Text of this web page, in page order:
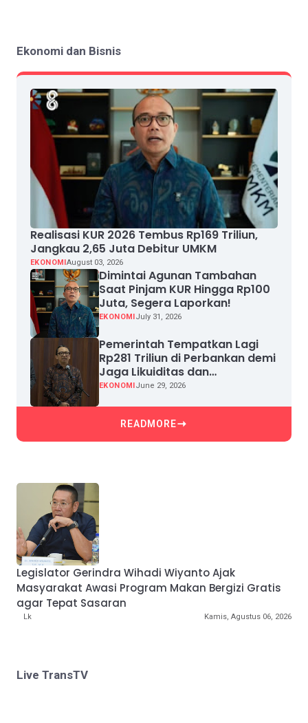
Ekonomi dan Bisnis
Realisasi KUR 2026 Tembus Rp169 Triliun,
Jangkau 2,65 Juta Debitur UMKM
EKONOMIAugust 03, 2026
Dimintai Agunan Tambahan
Saat Pinjam KUR Hingga Rp100
Juta, Segera Laporkan!
EKONOMIJuly 31, 2026
Pemerintah Tempatkan Lagi
Rp281 Triliun di Perbankan demi
Jaga Likuiditas dan
Pertumbuhan Kredit
EKONOMIJune 29, 2026
READMORE
Legislator Gerindra Wihadi Wiyanto Ajak
Masyarakat Awasi Program Makan Bergizi Gratis
agar Tepat Sasaran
Lk Kamis, Agustus 06, 2026
Live TransTV